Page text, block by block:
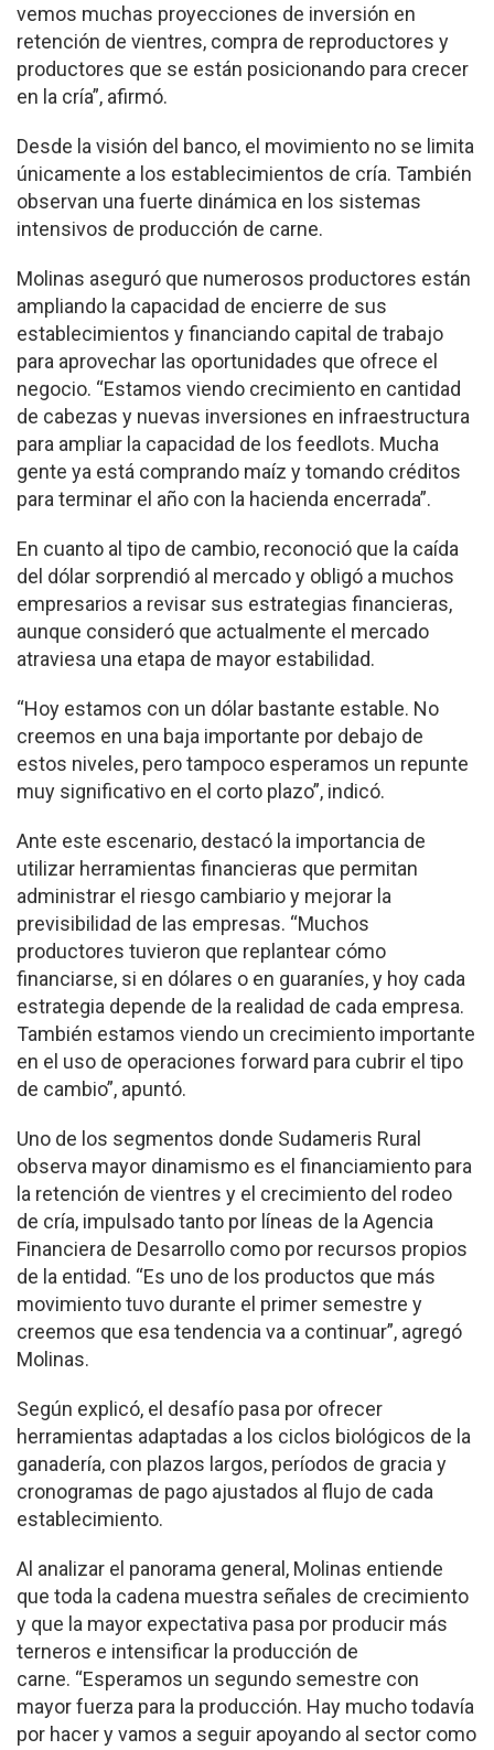
vemos muchas proyecciones de inversión en
retención de vientres, compra de reproductores y
productores que se están posicionando para crecer
en la cría”, afirmó.
Desde la visión del banco, el movimiento no se limita
únicamente a los establecimientos de cría. También
observan una fuerte dinámica en los sistemas
intensivos de producción de carne.
Molinas aseguró que numerosos productores están
ampliando la capacidad de encierre de sus
establecimientos y financiando capital de trabajo
para aprovechar las oportunidades que ofrece el
negocio. “Estamos viendo crecimiento en cantidad
de cabezas y nuevas inversiones en infraestructura
para ampliar la capacidad de los feedlots. Mucha
gente ya está comprando maíz y tomando créditos
para terminar el año con la hacienda encerrada”.
En cuanto al tipo de cambio, reconoció que la caída
del dólar sorprendió al mercado y obligó a muchos
empresarios a revisar sus estrategias financieras,
aunque consideró que actualmente el mercado
atraviesa una etapa de mayor estabilidad.
“Hoy estamos con un dólar bastante estable. No
creemos en una baja importante por debajo de
estos niveles, pero tampoco esperamos un repunte
muy significativo en el corto plazo”, indicó.
Ante este escenario, destacó la importancia de
utilizar herramientas financieras que permitan
administrar el riesgo cambiario y mejorar la
previsibilidad de las empresas. “Muchos
productores tuvieron que replantear cómo
financiarse, si en dólares o en guaraníes, y hoy cada
estrategia depende de la realidad de cada empresa.
También estamos viendo un crecimiento importante
en el uso de operaciones forward para cubrir el tipo
de cambio”, apuntó.
Uno de los segmentos donde Sudameris Rural
observa mayor dinamismo es el financiamiento para
la retención de vientres y el crecimiento del rodeo
de cría, impulsado tanto por líneas de la Agencia
Financiera de Desarrollo como por recursos propios
de la entidad. “Es uno de los productos que más
movimiento tuvo durante el primer semestre y
creemos que esa tendencia va a continuar”, agregó
Molinas.
Según explicó, el desafío pasa por ofrecer
herramientas adaptadas a los ciclos biológicos de la
ganadería, con plazos largos, períodos de gracia y
cronogramas de pago ajustados al flujo de cada
establecimiento.
Al analizar el panorama general, Molinas entiende
que toda la cadena muestra señales de crecimiento
y que la mayor expectativa pasa por producir más
terneros e intensificar la producción de
carne. “Esperamos un segundo semestre con
mayor fuerza para la producción. Hay mucho todavía
por hacer y vamos a seguir apoyando al sector como